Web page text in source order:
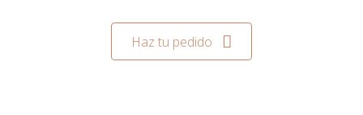
Haz tu pedido